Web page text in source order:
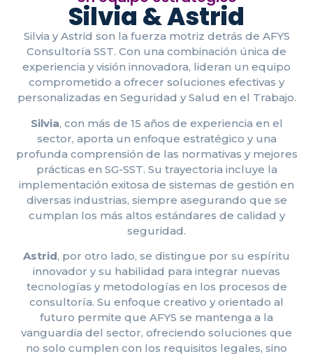
Silvia & Astrid
Silvia y Astrid son la fuerza motriz detrás de AFYS
Consultoría SST. Con una combinación única de
experiencia y visión innovadora, lideran un equipo
comprometido a ofrecer soluciones efectivas y
personalizadas en Seguridad y Salud en el Trabajo.
Silvia, con más de 15 años de experiencia en el
sector, aporta un enfoque estratégico y una
profunda comprensión de las normativas y mejores
prácticas en SG-SST. Su trayectoria incluye la
implementación exitosa de sistemas de gestión en
diversas industrias, siempre asegurando que se
cumplan los más altos estándares de calidad y
seguridad.
Astrid, por otro lado, se distingue por su espíritu
innovador y su habilidad para integrar nuevas
tecnologías y metodologías en los procesos de
consultoría. Su enfoque creativo y orientado al
futuro permite que AFYS se mantenga a la
vanguardia del sector, ofreciendo soluciones que
no solo cumplen con los requisitos legales, sino